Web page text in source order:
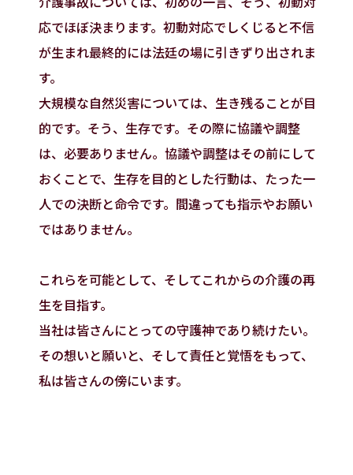
応でほぼ決まります。初動対応でしくじると不信
が生まれ最終的には法廷の場に引きずり出されま
す。
大規模な自然災害については、生き残ることが目
的です。そう、生存です。その際に協議や調整
は、必要ありません。協議や調整はその前にして
おくことで、生存を目的とした行動は、たった一
人での決断と命令です。間違っても指示やお願い
ではありません。
これらを可能として、そしてこれからの介護の再
生を目指す。
当社は皆さんにとっての守護神であり続けたい。
その想いと願いと、そして責任と覚悟をもって、
私は皆さんの傍にいます。